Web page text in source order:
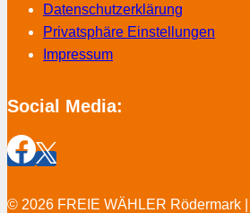
Datenschutzerklärung
Privatsphäre Einstellungen
Impressum
Social Media:
© 2026 FREIE WÄHLER Rödermark